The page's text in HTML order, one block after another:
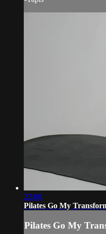
22:00
Pilates Go My
Pilates Go My